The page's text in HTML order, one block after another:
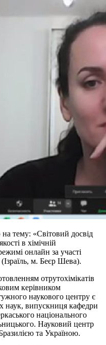
тему: «Світовий досвід
в хімічній
онлайн за участі
м. Беєр Шева).
отрутохімікатів
керівником
наукового центру є
наук, випускниця кафедри
національного
Науковий центр
та Україною.